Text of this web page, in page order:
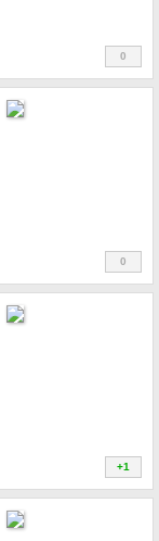
0
+0
0
+0
+1
+1